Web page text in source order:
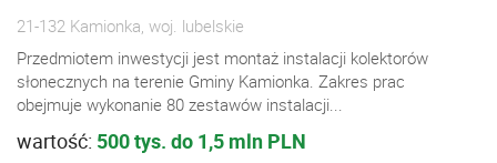
21-132 Kamionka, woj. lubelskie
Przedmiotem inwestycji jest montaż instalacji kolektorów
słonecznych na terenie Gminy Kamionka. Zakres prac
obejmuje wykonanie 80 zestawów instalacji...
wartość: 500 tys. do 1,5 mln PLN